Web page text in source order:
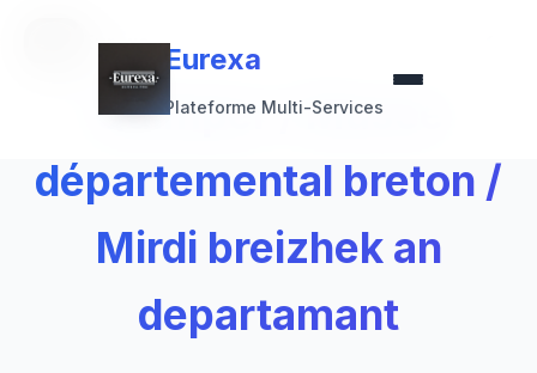
Eurexa
Eurexa
Plateforme Multi-Services
Quimper / Musée
départemental breton /
Mirdi breizhek an
departamant